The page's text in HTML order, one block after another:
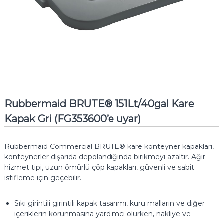
Rubbermaid BRUTE® 151Lt/40gal Kare
Kapak Gri (FG353600’e uyar)
Rubbermaid Commercial BRUTE® kare konteyner kapakları,
konteynerler dışarıda depolandığında birikmeyi azaltır. Ağır
hizmet tipi, uzun ömürlü çöp kapakları, güvenli ve sabit
istifleme için geçebilir.
Sıkı girintili girintili kapak tasarımı, kuru malların ve diğer
içeriklerin korunmasına yardımcı olurken, nakliye ve